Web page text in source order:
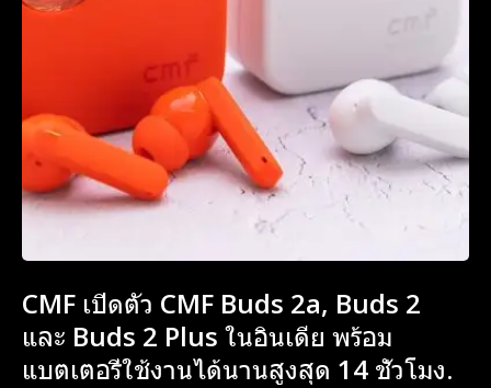
CMF เปิดตัว CMF Buds 2a, Buds 2
และ Buds 2 Plus ในอินเดีย พร้อม
แบตเตอรี่ใช้งานได้นานสูงสุด 14 ชั่วโมง.